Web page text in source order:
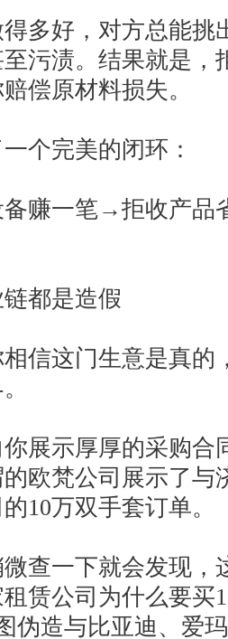
好，对方总能挑
污渍。结果就是，
偿原材料损失。
完美的闭环：
一笔→拒收产品
都是造假
这门生意是真的
示厚厚的采购合
欧梵公司展示了与
10万双手套订单。
一下就会发现，
赁公司为什么要买
伪造与比亚迪、爱